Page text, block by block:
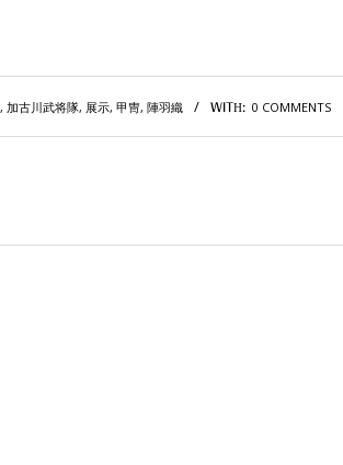
, 加古川武将隊, 展示, 甲冑, 陣羽織 WITH: 0 COMMENTS